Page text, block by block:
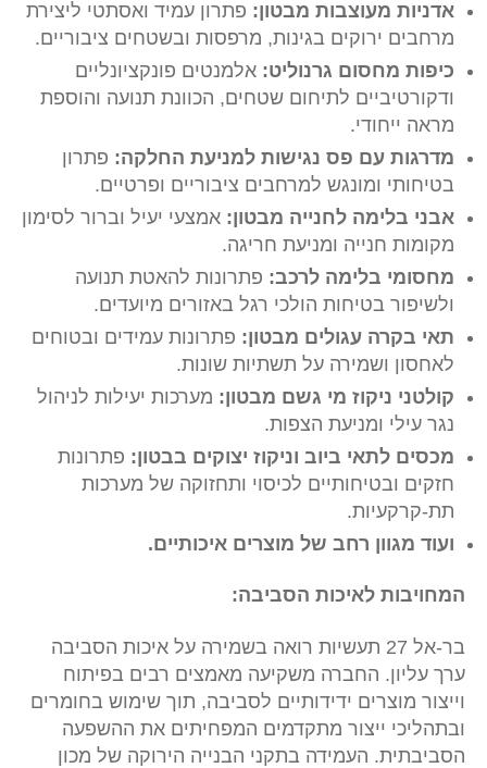
אדניות מעוצבות מבטון: פתרון עמיד ואסתטי ליצירת
מרחבים ירוקים בגינות, מרפסות ובשטחים ציבוריים.
כיפות מחסום גרנוליט: אלמנטים פונקציונליים
ודקורטיביים לתיחום שטחים, הכוונת תנועה והוספת
מראה ייחודי.
מדרגות עם פס נגישות למניעת החלקה: פתרון
בטיחותי ומונגש למרחבים ציבוריים ופרטיים.
אבני בלימה לחנייה מבטון: אמצעי יעיל וברור לסימון
מקומות חנייה ומניעת חריגה.
מחסומי בלימה לרכב: פתרונות להאטת תנועה
ולשיפור בטיחות הולכי רגל באזורים מיועדים.
תאי בקרה עגולים מבטון: פתרונות עמידים ובטוחים
לאחסון ושמירה על תשתיות שונות.
קולטני ניקוז מי גשם מבטון: מערכות יעילות לניהול
נגר עילי ומניעת הצפות.
מכסים לתאי ביוב וניקוז יצוקים בבטון: פתרונות
חזקים ובטיחותיים לכיסוי ותחזוקה של מערכות
תת-קרקעיות.
ועוד מגוון רחב של מוצרים איכותיים.
המחויבות לאיכות הסביבה:
בר-אל 27 תעשיות רואה בשמירה על איכות הסביבה
ערך עליון. החברה משקיעה מאמצים רבים בפיתוח
וייצור מוצרים ידידותיים לסביבה, תוך שימוש בחומרים
ובתהליכי ייצור מתקדמים המפחיתים את ההשפעה
הסביבתית. העמידה בתקני הבנייה הירוקה של מכון